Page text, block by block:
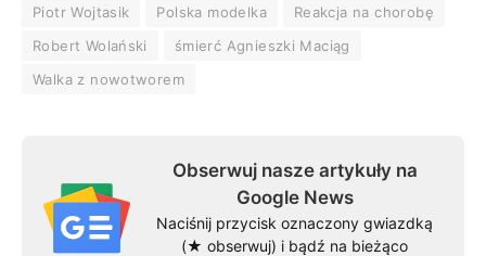
Piotr Wojtasik
Polska modelka
Reakcja na chorobę
Robert Wolański
śmierć Agnieszki Maciąg
Walka z nowotworem
Obserwuj nasze artykuły na
Google News
Naciśnij przycisk oznaczony gwiazdką
(★ obserwuj) i bądź na bieżąco